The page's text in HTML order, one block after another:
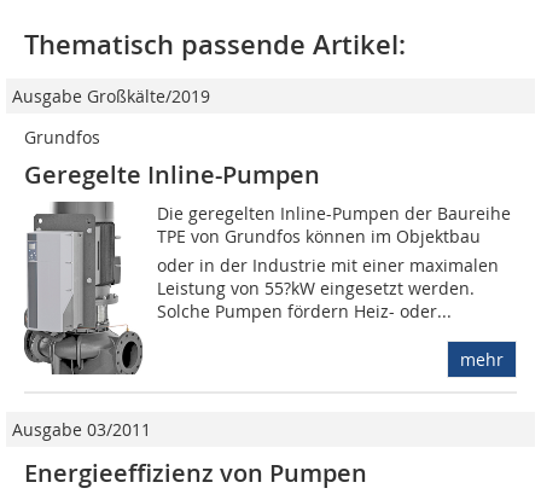
Thematisch passende Artikel:
Ausgabe Großkälte/2019
Grundfos
Geregelte Inline-Pumpen
Die geregelten Inline-Pumpen der Baureihe
TPE von Grundfos können im Objektbau
oder in der Industrie mit einer maximalen
Leistung von 55?kW eingesetzt werden.
Solche Pumpen fördern Heiz- oder...
mehr
Ausgabe 03/2011
Energieeffizienz von Pumpen